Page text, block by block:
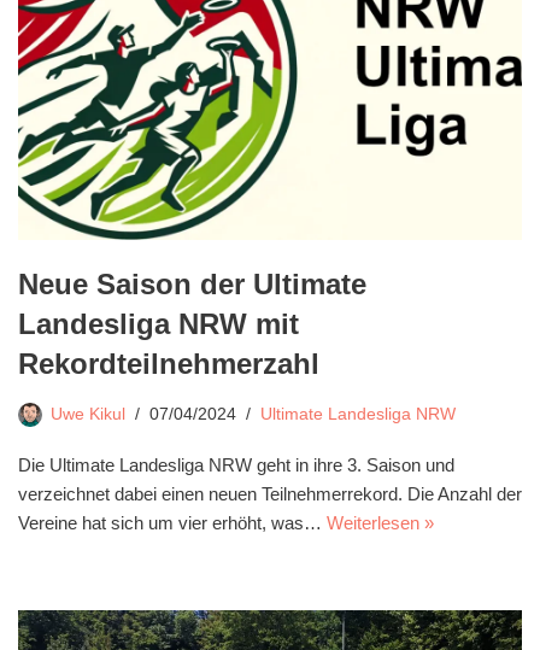
Neue Saison der Ultimate
Landesliga NRW mit
Rekordteilnehmerzahl
Uwe Kikul 07/04/2024 Ultimate Landesliga NRW
Die Ultimate Landesliga NRW geht in ihre 3. Saison und
verzeichnet dabei einen neuen Teilnehmerrekord. Die Anzahl der
Vereine hat sich um vier erhöht, was… Weiterlesen »